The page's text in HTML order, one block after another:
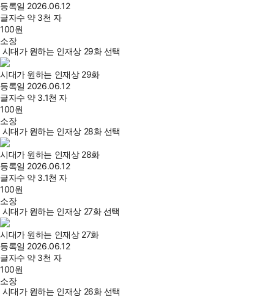
등록일 2026.06.12
글자수 약 3천 자
100원
소장
시대가 원하는 인재상 29화 선택
시대가 원하는 인재상 29화
등록일 2026.06.12
글자수 약 3.1천 자
100원
소장
시대가 원하는 인재상 28화 선택
시대가 원하는 인재상 28화
등록일 2026.06.12
글자수 약 3.1천 자
100원
소장
시대가 원하는 인재상 27화 선택
시대가 원하는 인재상 27화
등록일 2026.06.12
글자수 약 3천 자
100원
소장
시대가 원하는 인재상 26화 선택